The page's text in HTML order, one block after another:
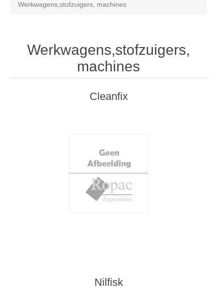
Werkwagens,stofzuigers, machines
Werkwagens,stofzuigers,
machines
Cleanfix
Nilfisk